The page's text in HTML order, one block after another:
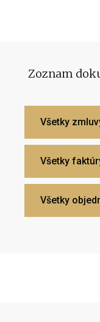
Zoznam
Všetky
Všetky
Všetky